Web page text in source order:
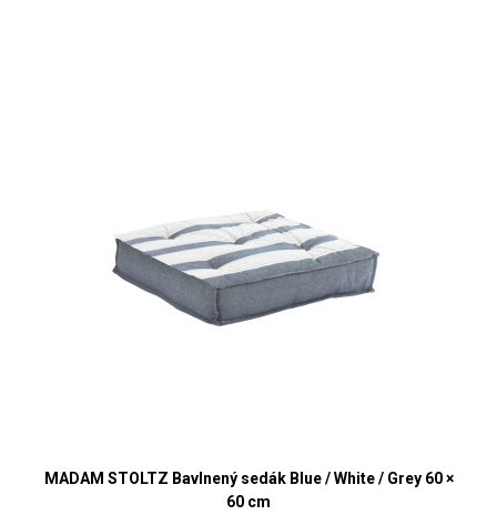
MADAM STOLTZ Bavlnený sedák Blue / White / Grey 60 ×
60 cm